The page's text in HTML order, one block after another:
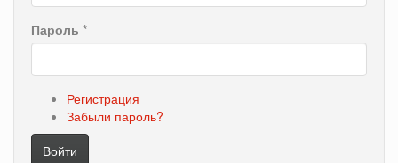
Пароль *
Регистрация
Забыли пароль?
Войти